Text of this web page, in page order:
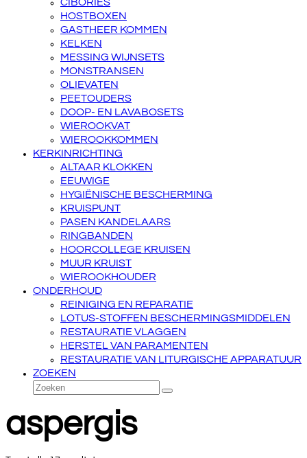
HOSTBOXEN
GASTHEER KOMMEN
KELKEN
MESSING WIJNSETS
MONSTRANSEN
OLIEVATEN
PEETOUDERS
DOOP- EN LAVABOSETS
WIEROOKVAT
WIEROOKKOMMEN
KERKINRICHTING
ALTAAR KLOKKEN
EEUWIGE
HYGIËNISCHE BESCHERMING
KRUISPUNT
PASEN KANDELAARS
RINGBANDEN
HOORCOLLEGE KRUISEN
MUUR KRUIST
WIEROOKHOUDER
ONDERHOUD
REINIGING EN REPARATIE
LOTUS-STOFFEN BESCHERMINGSMIDDELEN
RESTAURATIE VLAGGEN
HERSTEL VAN PARAMENTEN
RESTAURATIE VAN LITURGISCHE APPARATUUR
ZOEKEN
Zoeken
Verzenden
aspergis